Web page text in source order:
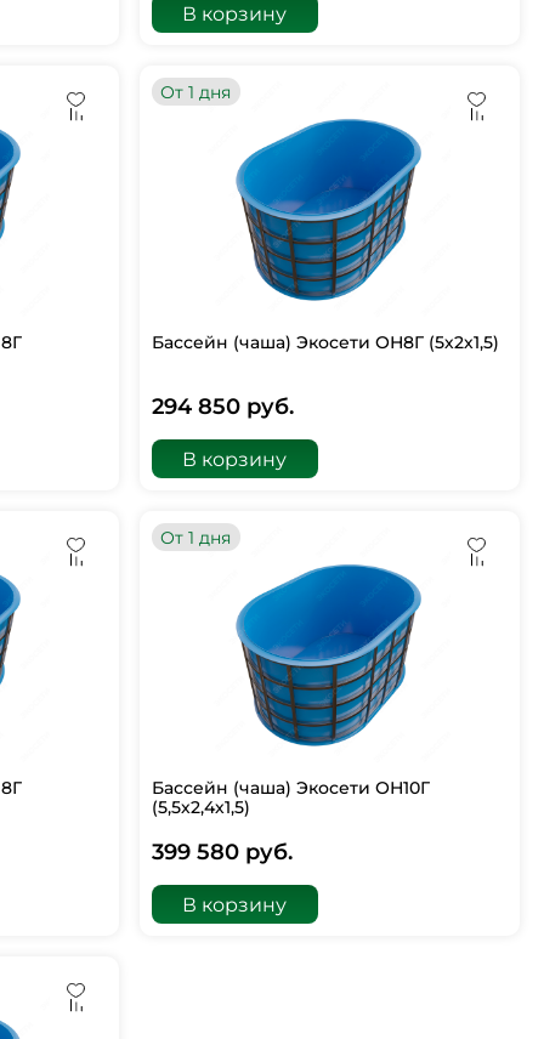
В корзину
От 1 дня
Бассейн (чаша) Экосети ОН8Г (5х2х1,5)
294 850 руб.
В корзину
От 1 дня
Бассейн (чаша) Экосети ОН10Г
(5,5х2,4х1,5)
399 580 руб.
В корзину